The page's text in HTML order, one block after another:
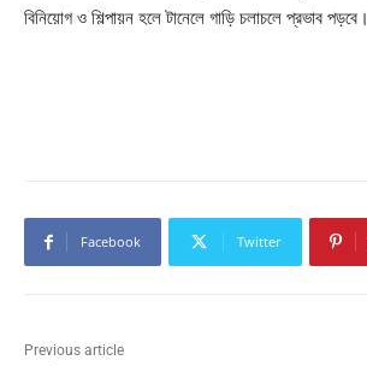
বিনিয়োগ ও শিল্পায়ন হলে টানেলে গাড়ি চলাচলে প্রভাব পড়বে।
Facebook Twitter
Previous article